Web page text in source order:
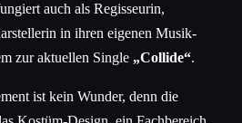
auch als Regisseurin,
in ihren eigenen Musik-
zur aktuellen Single „Collide“.
ist kein Wunder, denn die